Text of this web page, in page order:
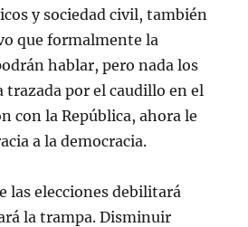
y sociedad civil, también
que formalmente la
hablar, pero nada los
trazada por el caudillo en el
con la República, ahora le
a la democracia.
las elecciones debilitará
la trampa. Disminuir